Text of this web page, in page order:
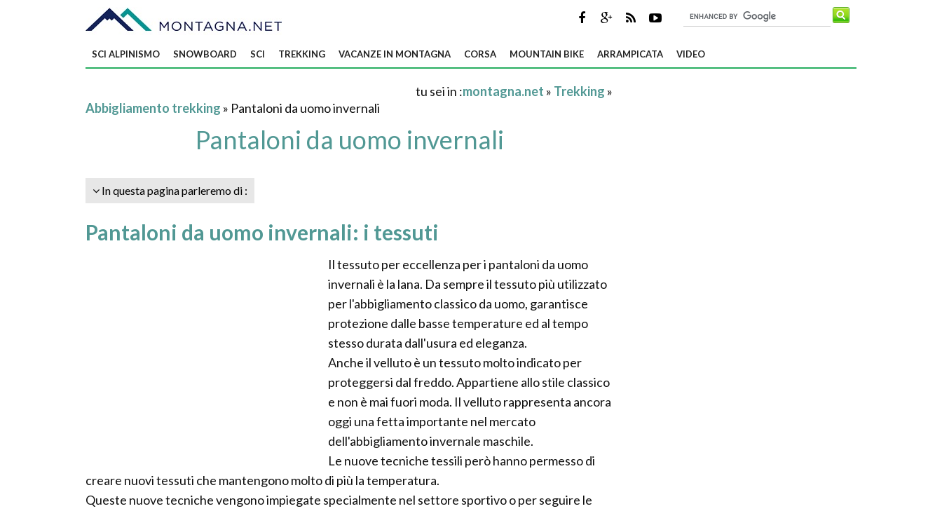
SCI ALPINISMO SNOWBOARD SCI TREKKING VACANZE IN MONTAGNA CORSA MOUNTAIN BIKE ARRAMPICATA VIDEO
tu sei in :montagna.net » Trekking »
Abbigliamento trekking » Pantaloni da uomo invernali
Pantaloni da uomo invernali
In questa pagina parleremo di :
Pantaloni da uomo invernali: i tessuti
Il tessuto per eccellenza per i pantaloni da uomo
invernali è la lana. Da sempre il tessuto più utilizzato
per l'abbigliamento classico da uomo, garantisce
protezione dalle basse temperature ed al tempo
stesso durata dall'usura ed eleganza.
Anche il velluto è un tessuto molto indicato per
proteggersi dal freddo. Appartiene allo stile classico
e non è mai fuori moda. Il velluto rappresenta ancora
oggi una fetta importante nel mercato
dell'abbigliamento invernale maschile.
Le nuove tecniche tessili però hanno permesso di
creare nuovi tessuti che mantengono molto di più la temperatura.
Queste nuove tecniche vengono impiegate specialmente nel settore sportivo o per seguire le